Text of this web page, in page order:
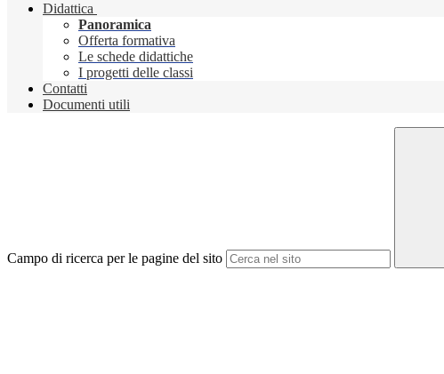
Didattica
Panoramica
Offerta formativa
Le schede didattiche
I progetti delle classi
Contatti
Documenti utili
Campo di ricerca per le pagine del sito